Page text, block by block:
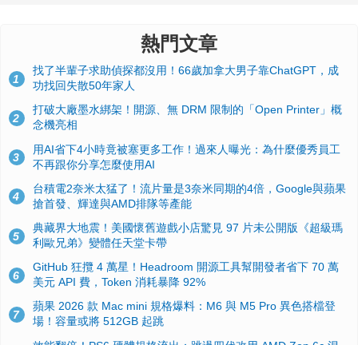
熱門文章
1
找了半輩子求助偵探都沒用！66歲加拿大男子靠ChatGPT，成
功找回失散50年家人
2
打破大廠墨水綁架！開源、無 DRM 限制的「Open Printer」概
念機亮相
3
用AI省下4小時竟被塞更多工作！過來人曝光：為什麼優秀員工
不再跟你分享怎麼使用AI
4
台積電2奈米太猛了！流片量是3奈米同期的4倍，Google與蘋果
搶首發、輝達與AMD排隊等產能
5
典藏界大地震！美國懷舊遊戲小店驚見 97 片未公開版《超級瑪
利歐兄弟》變體任天堂卡帶
6
GitHub 狂攬 4 萬星！Headroom 開源工具幫開發者省下 70 萬
美元 API 費，Token 消耗暴降 92%
7
蘋果 2026 款 Mac mini 規格爆料：M6 與 M5 Pro 異色搭檔登
場！容量或將 512GB 起跳